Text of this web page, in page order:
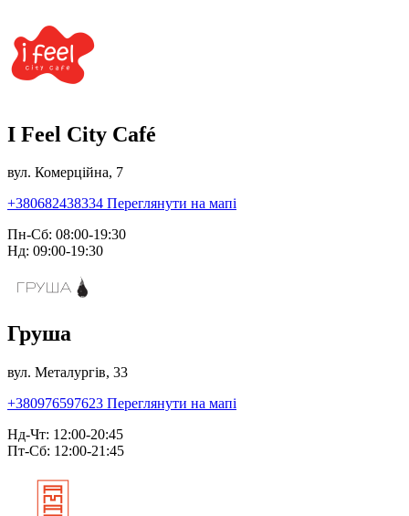
I Feel City Café
вул. Комерційна, 7
+380682438334 Переглянути на мапі
Пн-Сб: 08:00-19:30
Нд: 09:00-19:30
Груша
вул. Металургів, 33
+380976597623 Переглянути на мапі
Нд-Чт: 12:00-20:45
Пт-Сб: 12:00-21:45